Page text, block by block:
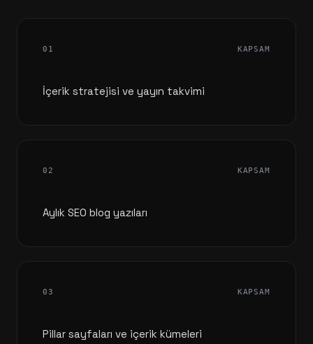
01 KAPSAM
İçerik stratejisi ve yayın takvimi
02 KAPSAM
Aylık SEO blog yazıları
03 KAPSAM
Pillar sayfaları ve içerik kümeleri